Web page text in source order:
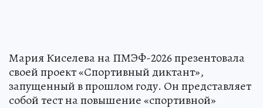
Мария Киселева на ПМЭФ-2026 презентовала
своей проект «Спортивный диктант»,
запущенный в прошлом году. Он представляет
собой тест на повышение «спортивной»